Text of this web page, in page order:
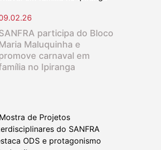
participa do Bloco
Maluquinha e
carnaval em
no Ipiranga